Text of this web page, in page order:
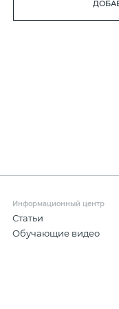
Информационный центр
Статьи
Обучающие видео